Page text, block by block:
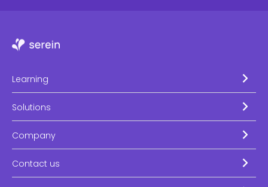
Learning
Solutions
Company
Contact us